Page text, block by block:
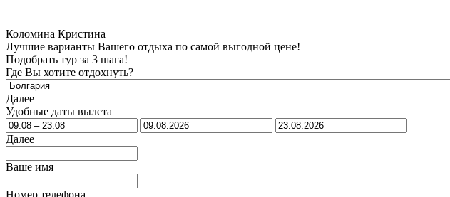
Коломина Кристина
Лучшие варианты Вашего отдыха по самой выгодной цене!
Подобрать тур за 3 шага!
Где Вы хотите отдохнуть?
Далее
Удобные даты вылета
Далее
Ваше имя
Номер телефона